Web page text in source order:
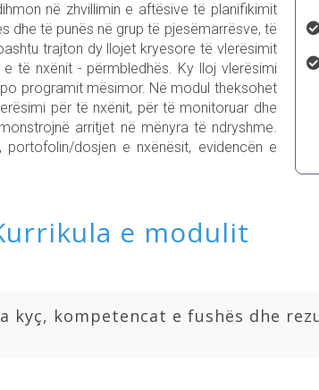
në zhvillimin e aftësive të planifikimit
dhe të punës në grup të pjesëmarrësve, të
trajton dy llojet kryesore të vlerësimit
të nxënit - përmbledhës. Ky lloj vlerësimi
programit mësimor. Në modul theksohet
për të nxënit, për të monitoruar dhe
arritjet në mënyra të ndryshme.
dosjen e nxënësit, evidencën e
e modulit
kyç, kompetencat e fushës dhe